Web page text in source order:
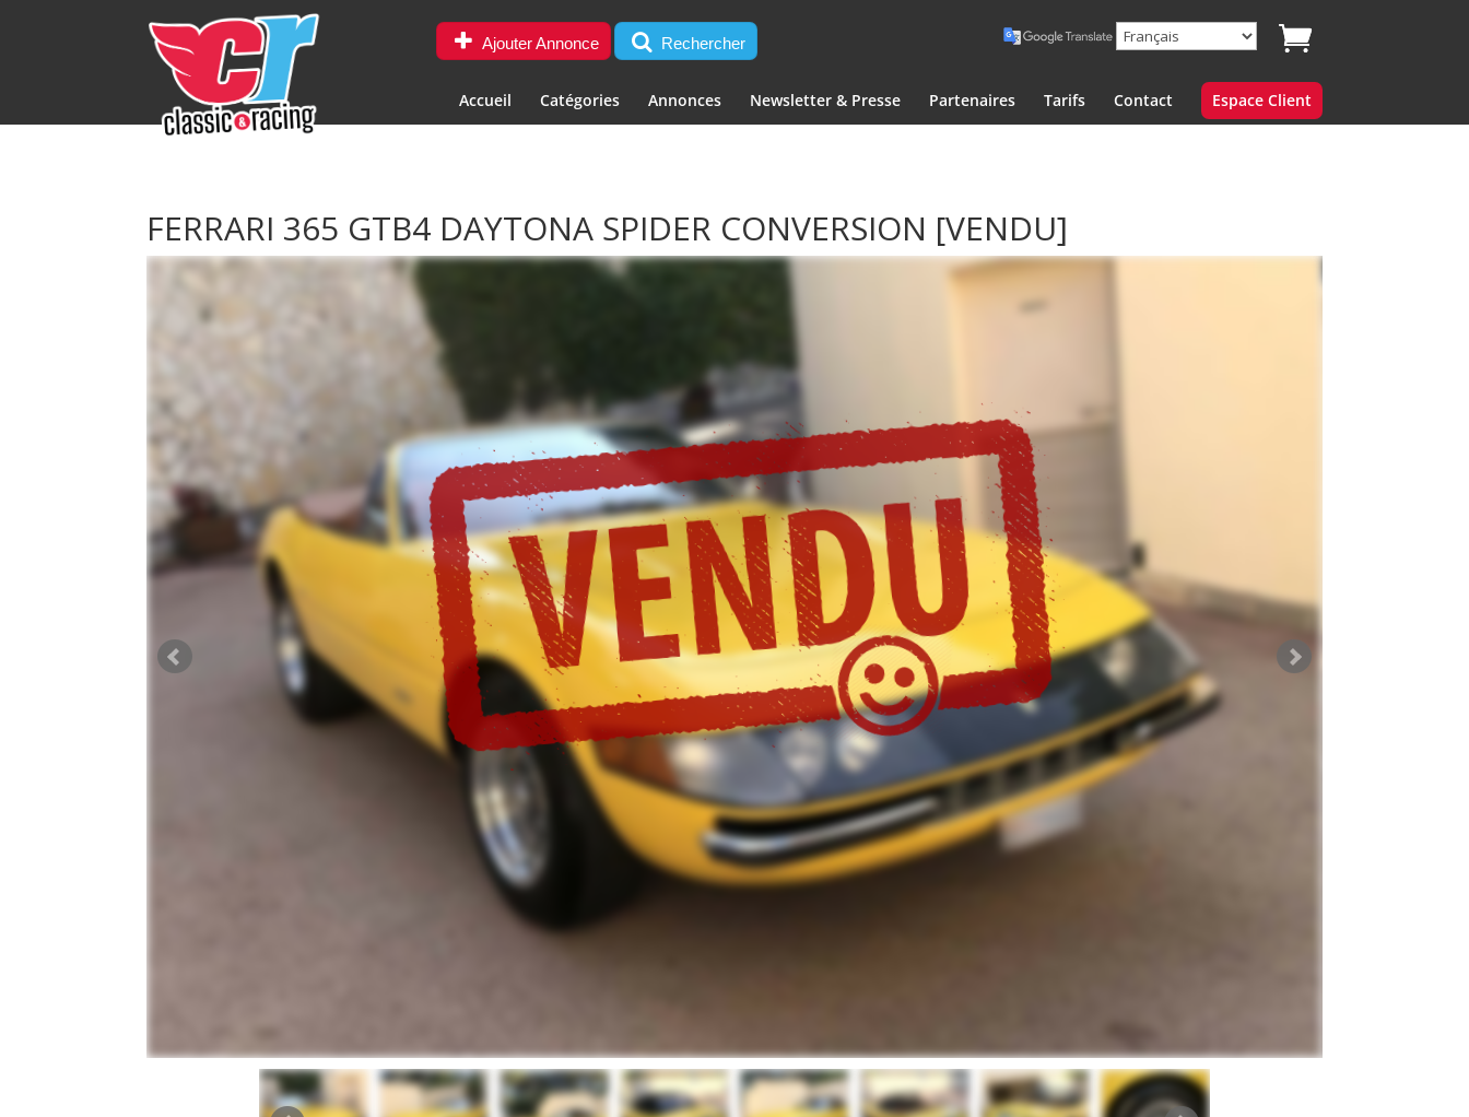
Ajouter Annonce Rechercher
Accueil Catégories Annonces Newsletter & Presse Partenaires Tarifs Contact Espace Client
FERRARI 365 GTB4 DAYTONA SPIDER CONVERSION [VENDU]